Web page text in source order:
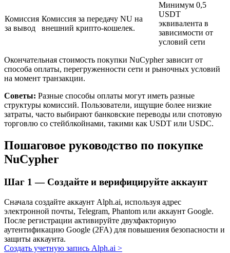
Авто Инвест
Получите долгосрочную прибыль и гибкие проценты
Комиссия
за вывод
Комиссия за передачу NU на
внешний крипто-кошелек.
Минимум 0,5
USDT
эквивалента в
зависимости от
условий сети
Окончательная стоимость покупки NuCypher зависит от
способа оплаты, перегруженности сети и рыночных условий
на момент транзакции.
Советы: Разные способы оплаты могут иметь разные
структуры комиссий. Пользователи, ищущие более низкие
затраты, часто выбирают банковские переводы или спотовую
торговлю со стейблкойнами, такими как USDT или USDC.
Пошаговое руководство по покупке
NuCypher
Шаг 1 — Создайте и верифицируйте аккаунт
Сначала создайте аккаунт Alph.ai, используя адрес
электронной почты, Telegram, Phantom или аккаунт Google.
После регистрации активируйте двухфакторную
аутентификацию Google (2FA) для повышения безопасности и
защиты аккаунта.
Создать учетную запись Alph.ai >